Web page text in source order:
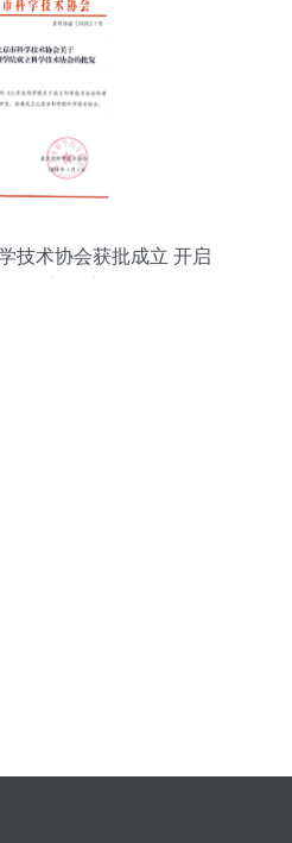
技术协会获批成立 开启